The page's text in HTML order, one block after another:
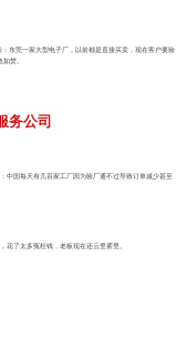
东莞一家大型电子厂，以前都是直接买卖，现在客户要验
焚。
务公司
中国每天有几百家工厂因为验厂通不过导致订单减少甚至
花了太多冤枉钱，老板现在还云里雾里。